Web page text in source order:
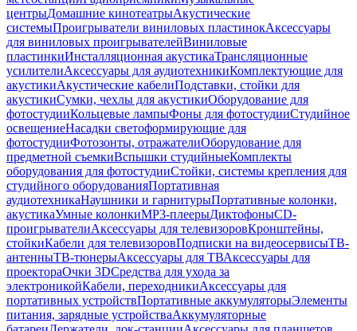
центрыДомашние кинотеатрыАкустические
системыПроигрыватели виниловых пластинокАксессуары
для виниловых проигрывателейВиниловые
пластинкиИнсталляционная акустикаТрансляционные
усилителиАксессуары для аудиотехникиКомплектующие для
акустикиАкустические кабелиПодставки, стойки для
акустикиСумки, чехлы для акустикиОборудование для
фотостудииКольцевые лампыФоны для фотостудииСтудийное
освещениеНасадки светоформирующие для
фотостудииФотозонты, отражателиОборудование для
предметной съемкиВспышки студийныеКомплекты
оборудования для фотостудииСтойки, системы крепления для
студийного оборудованияПортативная
аудиотехникаНаушники и гарнитурыПортативные колонки,
акустикаУмные колонкиMP3-плеерыДиктофоныCD-
проигрывателиАксессуары для телевизоровКронштейны,
стойкиКабели для телевизоровПодписки на видеосервисыТВ-
антенныТВ-тюнерыАксессуары для ТВАксессуары для
проектораОчки 3DСредства для ухода за
электроникойКабели, переходникиАксессуары для
портативных устройствПортативные аккумуляторыЭлементы
питания, зарядные устройстваАккумуляторные